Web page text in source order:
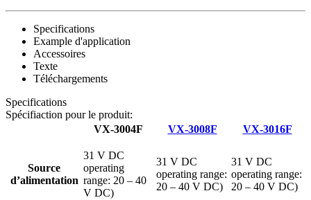
Specifications
Example d'application
Accessoires
Texte
Téléchargements
Specifications
Spécifiaction pour le produit:
VX-3004F
VX-3008F VX-3016F
Source
d’alimentation
31 V DC
operating
range: 20 – 40
V DC)
31 V DC
operating range:
20 – 40 V DC)
31 V DC
operating range:
20 – 40 V DC)